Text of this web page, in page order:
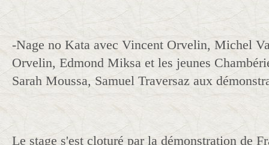
-Nage no Kata avec Vincent Orvelin, Michel
Orvelin, Edmond Miksa et les jeunes
Sarah Moussa, Samuel Traversaz aux
Le stage s'est cloturé par la démonstration de